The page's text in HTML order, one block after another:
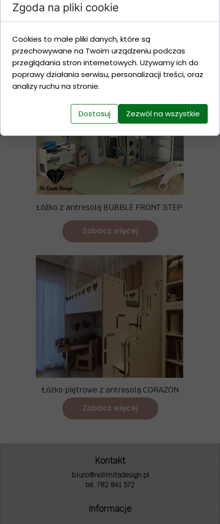
Zobacz więcej
Łóżko z antresolą BUBBLE FRONT STEP
Zobacz więcej
Zobacz więcej
Łóżko piętrowe z antresolą CORAZON
tel. 782 841 572
biuro@nolimitsdesign.pl
Informacje
Kontakt
Zgoda na pliki cookie
Cookies to małe pliki danych, które są
przechowywane na Twoim urządzeniu podczas
przeglądania stron internetowych. Używamy ich do
poprawy działania serwisu, personalizacji treści, oraz
analizy ruchu na stronie.
Dostosuj Zezwól na wszystkie